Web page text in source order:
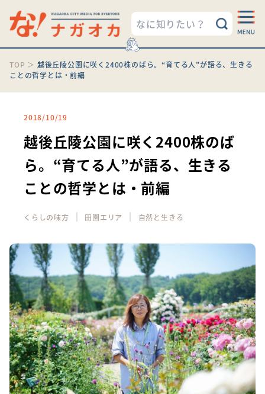
TOP ＞ 越後丘陵公園に咲く2400株のばら。“育てる人”が語る、生きる
ことの哲学とは・前編
2018/10/19
越後丘陵公園に咲く2400株のば
ら。“育てる人”が語る、生きる
ことの哲学とは・前編
くらしの味方 ｜ 田園エリア ｜ 自然と生きる